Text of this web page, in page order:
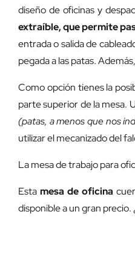
diseño de oficinas y
extraíble, que permite
entrada o salida de
pegada a las patas.
Como opción tienes la
parte superior de la mesa.
(patas, a menos que nos
utilizar el mecanizado del
La mesa de trabajo para
Esta mesa de oficina
disponible a un gran